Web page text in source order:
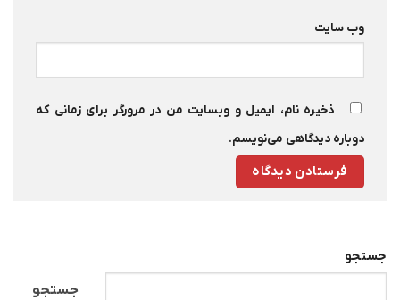
وب‌ سایت
ذخیره نام، ایمیل و وبسایت من در مرورگر برای زمانی که
دوباره دیدگاهی می‌نویسم.
جستجو
جستجو